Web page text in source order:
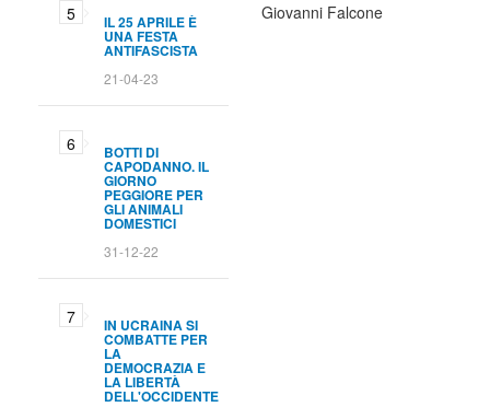
IL 25 APRILE È
UNA FESTA
ANTIFASCISTA
21-04-23
BOTTI DI
CAPODANNO. IL
GIORNO
PEGGIORE PER
GLI ANIMALI
DOMESTICI
31-12-22
IN UCRAINA SI
COMBATTE PER
LA
DEMOCRAZIA E
LA LIBERTÀ
DELL'OCCIDENTE
Giovanni Falcone